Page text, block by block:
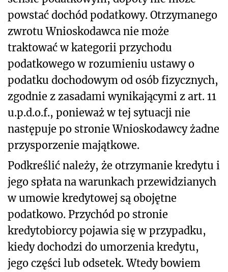
powstać dochód podatkowy. Otrzymanego
zwrotu Wnioskodawca nie może
traktować w kategorii przychodu
podatkowego w rozumieniu ustawy o
podatku dochodowym od osób fizycznych,
zgodnie z zasadami wynikającymi z art. 11
u.p.d.o.f., ponieważ w tej sytuacji nie
następuje po stronie Wnioskodawcy żadne
przysporzenie majątkowe.
Podkreślić należy, że otrzymanie kredytu i
jego spłata na warunkach przewidzianych
w umowie kredytowej są obojętne
podatkowo. Przychód po stronie
kredytobiorcy pojawia się w przypadku,
kiedy dochodzi do umorzenia kredytu,
jego części lub odsetek. Wtedy bowiem